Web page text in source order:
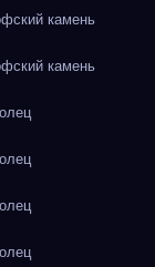
камень
камень